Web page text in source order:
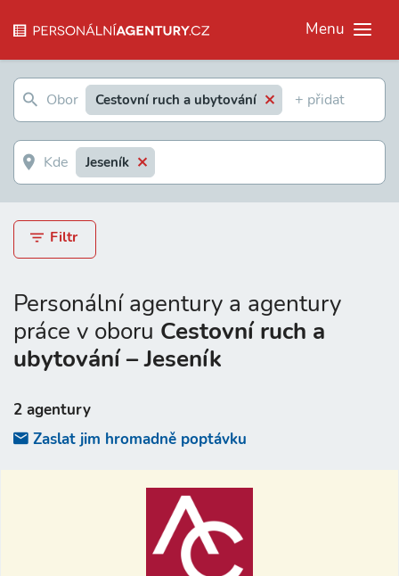
Menu
Cestovní ruch a ubytování
Jeseník
Filtr
Personální agentury a agentury
práce v oboru Cestovní ruch a
ubytování – Jeseník
2 agentury
Zaslat jim hromadně poptávku